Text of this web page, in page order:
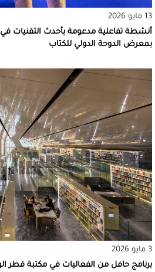
13 مايو 2026
أنشطة تفاعلية مدعومة بأحدث التقنيات
بمعرض الدوحة الدولي للكتاب
3 مايو 2026
برنامج حافل من الفعاليات في مكتبة قطر